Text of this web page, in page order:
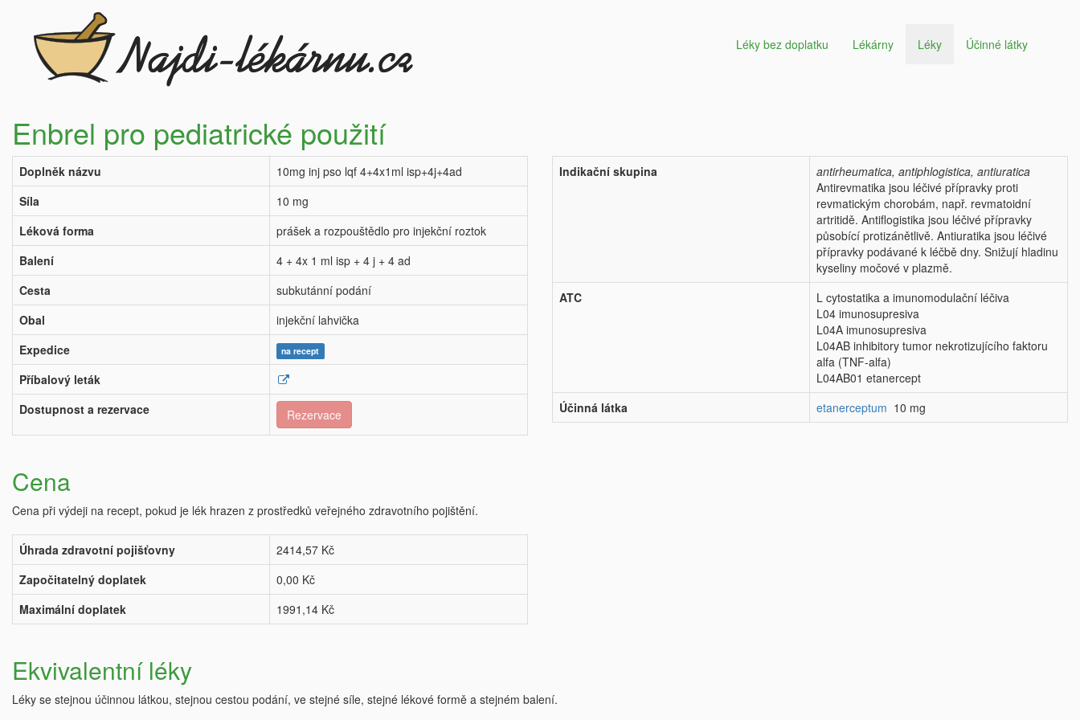
Léky bez doplatku Lékárny Léky Účinné látky
Enbrel pro pediatrické použití
Doplněk názvu
10mg inj pso lqf 4+4x1ml isp+4j+4ad
Síla
10 mg
Léková forma
prášek a rozpouštědlo pro injekční roztok
Balení
4 + 4x 1 ml isp + 4 j + 4 ad
Cesta
subkutánní podání
Obal
injekční lahvička
Expedice
na recept
Příbalový leták
Dostupnost a rezervace
Rezervace
Indikační skupina
antirheumatica, antiphlogistica, antiuratica
Antirevmatika jsou léčivé přípravky proti
revmatickým chorobám, např. revmatoidní
artritidě. Antiflogistika jsou léčivé přípravky
působící protizánětlivě. Antiuratika jsou léčivé
přípravky podávané k léčbě dny. Snižují hladinu
kyseliny močové v plazmě.
ATC
L cytostatika a imunomodulační léčiva
L04 imunosupresiva
L04A imunosupresiva
L04AB inhibitory tumor nekrotizujícího faktoru
alfa (TNF-alfa)
L04AB01 etanercept
Účinná látka
etanerceptum 10 mg
Cena
Cena při výdeji na recept, pokud je lék hrazen z prostředků veřejného zdravotního pojištění.
Úhrada zdravotní pojišťovny
2414,57 Kč
Započitatelný doplatek
0,00 Kč
Maximální doplatek
1991,14 Kč
Ekvivalentní léky
Léky se stejnou účinnou látkou, stejnou cestou podání, ve stejné síle, stejné lékové formě a stejném balení.